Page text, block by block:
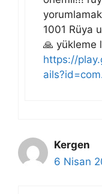
1001 Rüya
🙏
https://
Kergen
6 Nisan